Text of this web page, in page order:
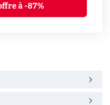
à -87%